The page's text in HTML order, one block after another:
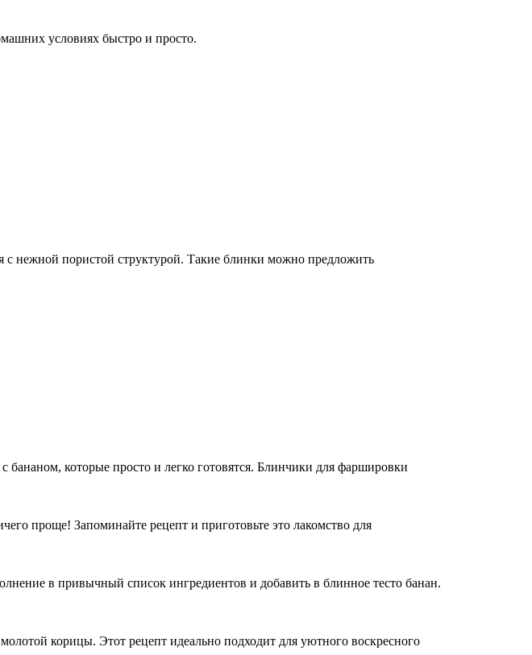
условиях быстро и просто.
с нежной пористой структурой. Такие блинки можно предложить
бананом, которые просто и легко готовятся. Блинчики для фаршировки
проще! Запоминайте рецепт и приготовьте это лакомство для
в привычный список ингредиентов и добавить в блинное тесто банан.
корицы. Этот рецепт идеально подходит для уютного воскресного